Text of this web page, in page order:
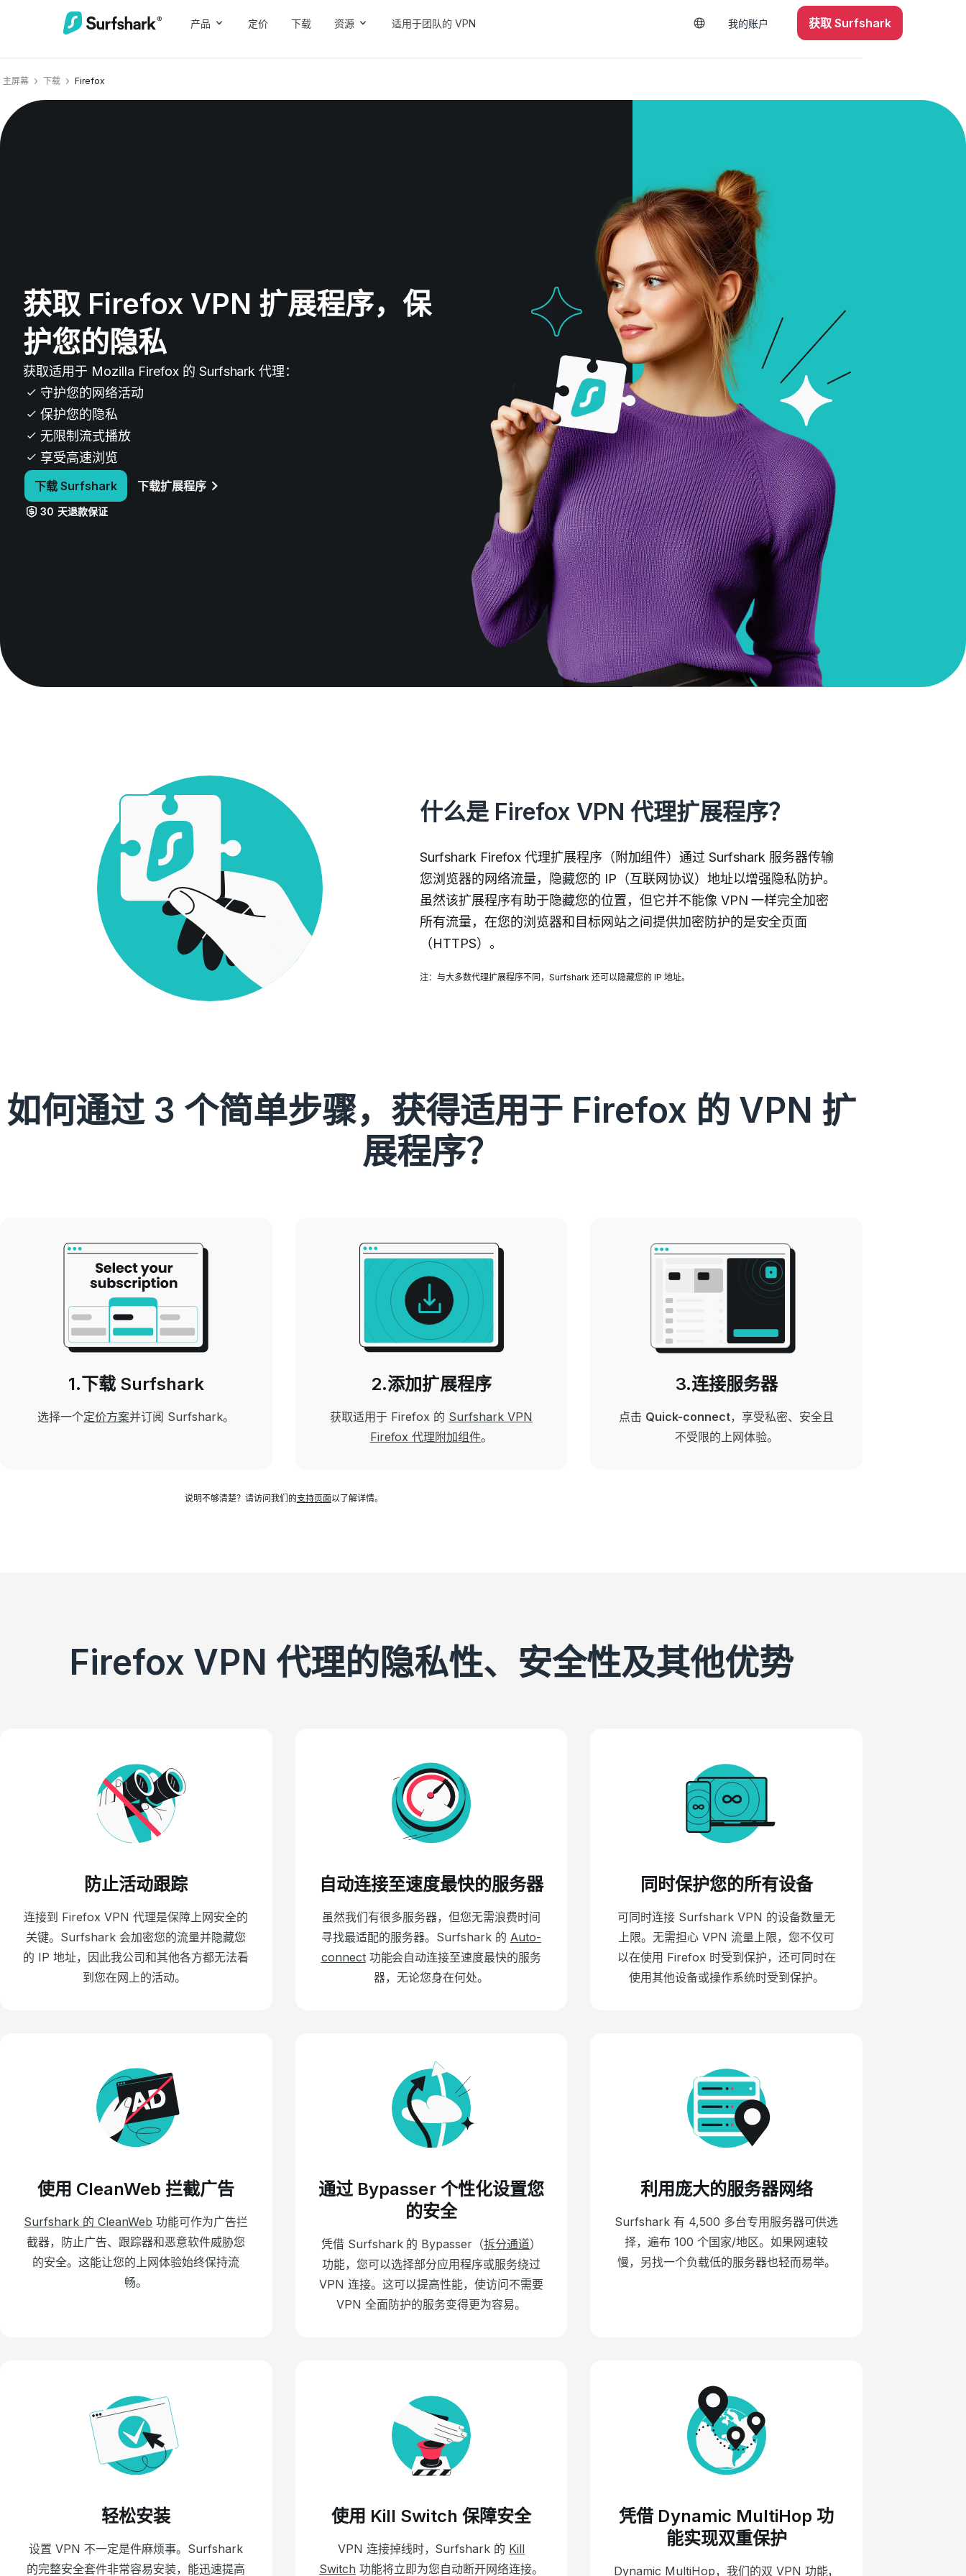
产品 定价 下载 资源 适用于团队的 VPN 我的账户 获取 Surfshark
主屏幕 下载 Firefox
获取 Firefox VPN 扩展程序，保
护您的隐私
获取适用于 Mozilla Firefox 的 Surfshark 代理：
守护您的网络活动
保护您的隐私
无限制流式播放
享受高速浏览
下载 Surfshark 下载扩展程序
30 天退款保证
什么是 Firefox VPN 代理扩展程序？
Surfshark Firefox 代理扩展程序（附加组件）通过 Surfshark 服务器传输
您浏览器的网络流量，隐藏您的 IP（互联网协议）地址以增强隐私防护。
虽然该扩展程序有助于隐藏您的位置，但它并不能像 VPN 一样完全加密
所有流量，在您的浏览器和目标网站之间提供加密防护的是安全页面
（HTTPS）。
注：与大多数代理扩展程序不同，Surfshark 还可以隐藏您的 IP 地址。
如何通过 3 个简单步骤，获得适用于 Firefox 的 VPN 扩
展程序？
1.下载 Surfshark
选择一个定价方案并订阅 Surfshark。
2.添加扩展程序
获取适用于 Firefox 的 Surfshark VPN
Firefox 代理附加组件。
3.连接服务器
点击 Quick-connect，享受私密、安全且
不受限的上网体验。
说明不够清楚？请访问我们的支持页面以了解详情。
Firefox VPN 代理的隐私性、安全性及其他优势
防止活动跟踪
连接到 Firefox VPN 代理是保障上网安全的
关键。Surfshark 会加密您的流量并隐藏您
的 IP 地址，因此我公司和其他各方都无法看
到您在网上的活动。
自动连接至速度最快的服务器
虽然我们有很多服务器，但您无需浪费时间
寻找最适配的服务器。Surfshark 的 Auto-
connect功能会自动连接至速度最快的服务
器，无论您身在何处。
同时保护您的所有设备
可同时连接 Surfshark VPN 的设备数量无
上限。无需担心 VPN 流量上限，您不仅可
以在使用 Firefox 时受到保护，还可同时在
使用其他设备或操作系统时受到保护。
使用 CleanWeb 拦截广告
Surfshark 的 CleanWeb 功能可作为广告拦
截器，防止广告、跟踪器和恶意软件威胁您
的安全。这能让您的上网体验始终保持流
畅。
通过 Bypasser 个性化设置您
的安全
凭借 Surfshark 的 Bypasser（拆分通道）
功能，您可以选择部分应用程序或服务绕过
VPN 连接。这可以提高性能，使访问不需要
VPN 全面防护的服务变得更为容易。
利用庞大的服务器网络
Surfshark 有 4,500 多台专用服务器可供选
择，遍布 100 个国家/地区。如果网速较
慢，另找一个负载低的服务器也轻而易举。
轻松安装
设置 VPN 不一定是件麻烦事。Surfshark
的完整安全套件非常容易安装，能迅速提高
使用 Kill Switch 保障安全
VPN 连接掉线时，Surfshark 的 Kill
Switch 功能将立即为您自动断开网络连接。
凭借 Dynamic MultiHop 功
能实现双重保护
Dynamic MultiHop，我们的双 VPN 功能，